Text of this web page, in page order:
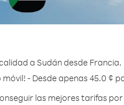
a Sudán desde Francia.
- Desde apenas 45.0 ¢
las mejores tarifas